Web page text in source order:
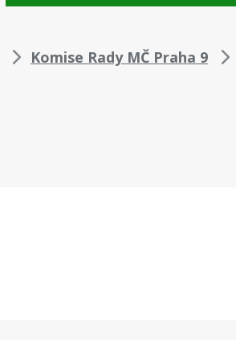
Komise Rady MČ Praha 9